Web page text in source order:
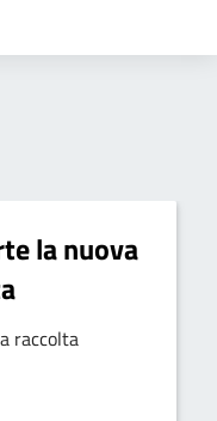
la nuova
raccolta